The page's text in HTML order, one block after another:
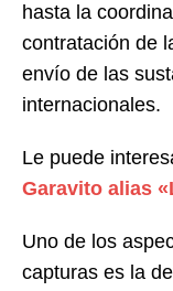
hasta la
contratación de
envío de las
internacionales.
Le puede
Garavito alias
Uno de los
capturas es la